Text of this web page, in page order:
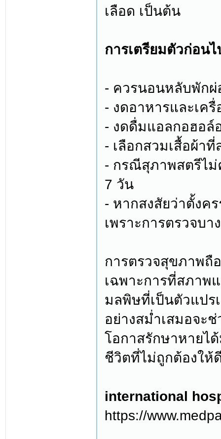
เลือด เป็นต้น
การเตรียมตัวก่อน
- ควรนอนหลับพักผ่
- งดอาหารและเค
- งดดื่มแอลกอฮอล์
- เลือกสวมเสื้อผ้า
- กรณีสุภาพสตรีไม่
7 วัน
- หากสงสัยว่าตั้งค
เพราะการตรวจบ
การตรวจสุขภาพถื
เฉพาะการที่สภาพ
มลพิษที่เป็นตัวแปร
อย่างสม่ำเสมอจะ
โอกาสรักษาหายไ
ชีวิตที่ไม่ถูกต้องให้
international
https://